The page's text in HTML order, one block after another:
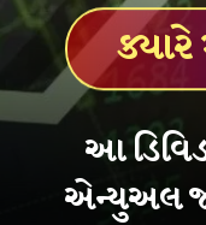
આ
એન્યુઅલ